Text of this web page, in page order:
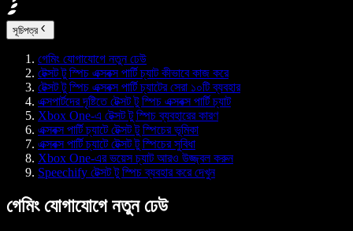
সূচিপত্র
গেমিং যোগাযোগে নতুন ঢেউ
টেক্সট টু স্পিচ এক্সবক্স পার্টি চ্যাট কীভাবে কাজ করে
টেক্সট টু স্পিচ এক্সবক্স পার্টি চ্যাটের সেরা ১০টি ব্যবহার
এক্সপার্টদের দৃষ্টিতে টেক্সট টু স্পিচ এক্সবক্স পার্টি চ্যাট
Xbox One-এ টেক্সট টু স্পিচ ব্যবহারের কারণ
এক্সবক্স পার্টি চ্যাটে টেক্সট টু স্পিচের ভূমিকা
এক্সবক্স পার্টি চ্যাটে টেক্সট টু স্পিচের সুবিধা
Xbox One-এর ভয়েস চ্যাট আরও উজ্জ্বল করুন
Speechify টেক্সট টু স্পিচ ব্যবহার করে দেখুন
গেমিং যোগাযোগে নতুন ঢেউ